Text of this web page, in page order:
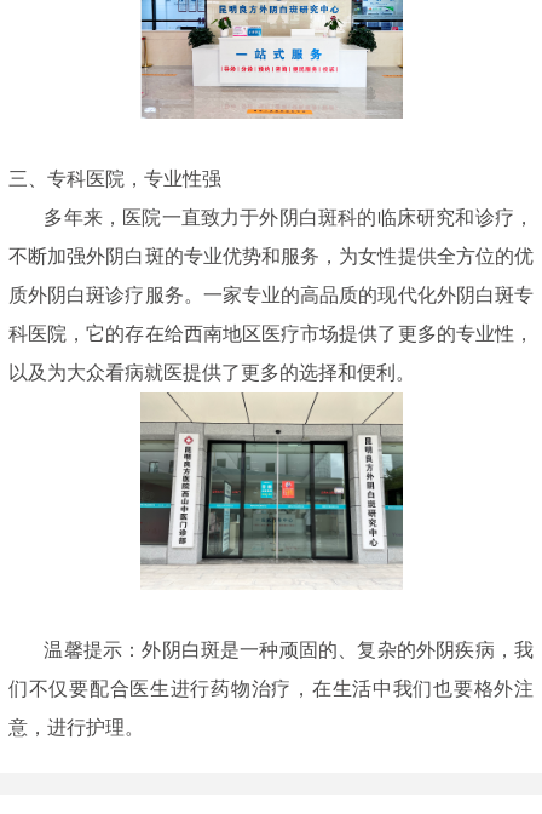
三、专科医院，专业性强
多年来，医院一直致力于外阴白斑科的临床研究和诊疗，
不断加强外阴白斑的专业优势和服务，为女性提供全方位的优
质外阴白斑诊疗服务。一家专业的高品质的现代化外阴白斑专
科医院，它的存在给西南地区医疗市场提供了更多的专业性，
以及为大众看病就医提供了更多的选择和便利。
温馨提示：外阴白斑是一种顽固的、复杂的外阴疾病，我
们不仅要配合医生进行药物治疗，在生活中我们也要格外注
意，进行护理。